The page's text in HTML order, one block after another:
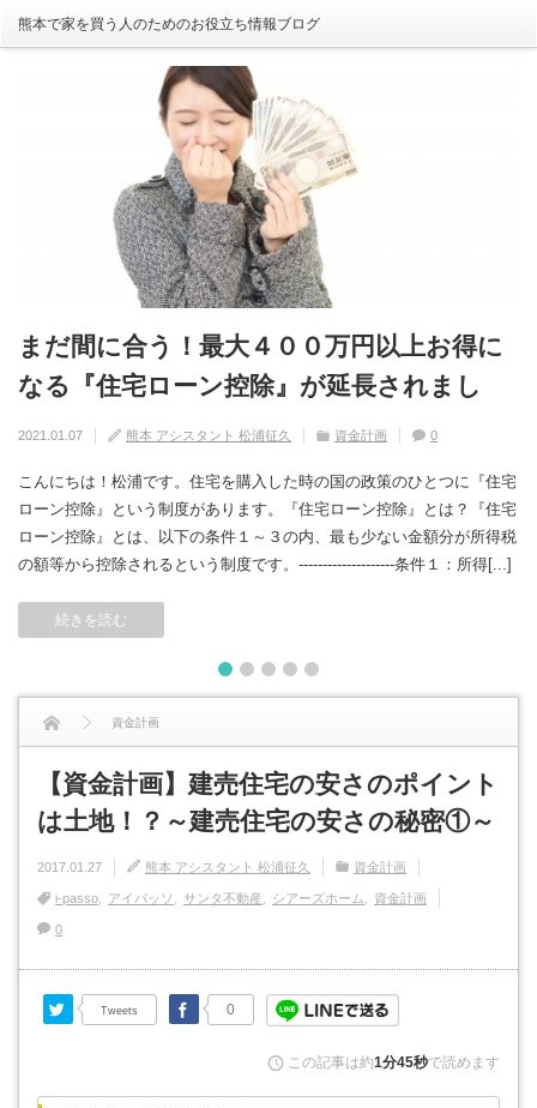
熊本で家を買う人のためのお役立ち情報ブログ
まだ間に合う！最大４００万円以上お得に
なる『住宅ローン控除』が延長されまし
た！
2021.01.07 熊本 アシスタント 松浦征久 資金計画 0
こんにちは！松浦です。住宅を購入した時の国の政策のひとつに『住宅
ローン控除』という制度があります。『住宅ローン控除』とは？『住宅
ローン控除』とは、以下の条件１～３の内、最も少ない金額分が所得税
の額等から控除されるという制度です。--------------------条件１：所得[...]
続きを読む
自分の家がいわゆる『欠陥住宅』ならない
ように気を付けるためには？
2020.09.17 熊本 アシスタント 松浦征久 住宅の豆知識 家づくり
建売住宅と注文住宅の寿命は違う！？
2020.08.29 熊本 アシスタント 松浦征久 住宅の豆知識 家づくり
住宅の中でも熱中症にかかる！？原因や対
策は？
2020.08.27
熊本 アシスタント 松浦征久
【火災保険】万が一の災害や事故の時にど
こまで補償されるの？
2020.07.11 熊本 アシスタント 松浦征久 住宅の豆知識
家づくり
1 2 3 4
資金計画
【資金計画】建売住宅の安さのポイントは土地！？～建売住宅の安さの秘密①～
【資金計画】建売住宅の安さのポイント
は土地！？～建売住宅の安さの秘密①～
2017.01.27 熊本 アシスタント 松浦征久 資金計画
i-passo アイパッソ サンタ不動産 シアーズホーム 資金計画
0
Tweets
Twitter 0
Facebook
この記事は約1分45秒で読めます